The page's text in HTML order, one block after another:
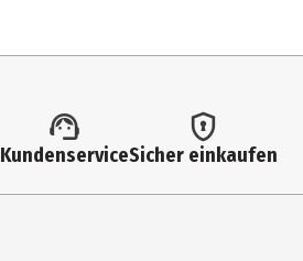
KundenserviceSicher einkaufen